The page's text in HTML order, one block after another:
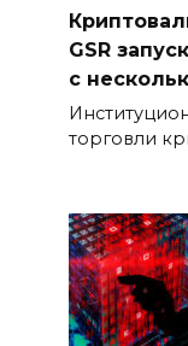
GSR
с
торговли